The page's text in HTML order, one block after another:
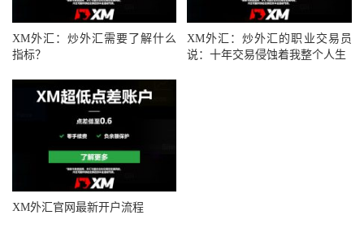
XM外汇：炒外汇需要了解什么
指标？
XM外汇：炒外汇的职业交易员
说：十年交易侵蚀着我整个人生
XM外汇官网最新开户流程